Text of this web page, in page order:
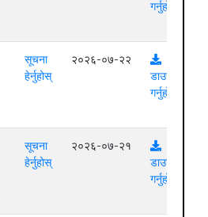
गर्नुहोस्
सूचना
हेर्नुहोस्
२०२६-०७-२२
डाउनलोड
गर्नुहोस्
सूचना
हेर्नुहोस्
२०२६-०७-२१
डाउनलोड
गर्नुहोस्